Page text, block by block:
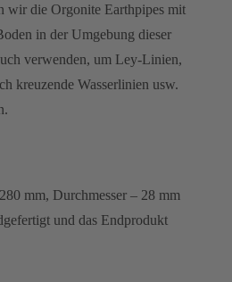
wir die Orgonite Earthpipes mit
in der Umgebung dieser
verwenden, um Ley-Linien,
kreuzende Wasserlinien usw.
mm, Durchmesser – 28 mm
und das Endprodukt